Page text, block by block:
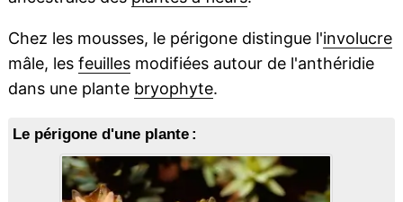
Chez les mousses, le périgone distingue l'involucre
mâle, les feuillesmodifiées autour de l'anthéridie
dans une plante bryophyte.
Le périgone d'une plante :